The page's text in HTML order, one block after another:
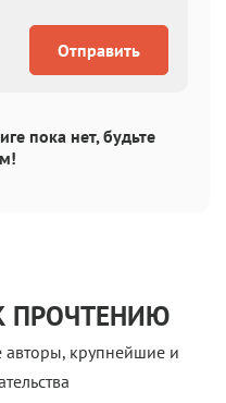
Отправить
пока нет, будьте
ПРОЧТЕНИЮ
крупнейшие и